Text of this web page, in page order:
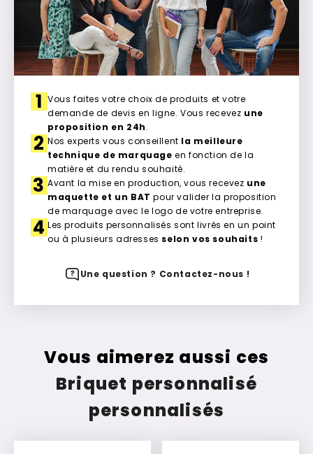
1 Vous faites votre choix de produits et votre
demande de devis en ligne. Vous recevez une
proposition en 24h.
2 Nos experts vous conseillent la meilleure
technique de marquage en fonction de la
matière et du rendu souhaité.
3 Avant la mise en production, vous recevez une
maquette et un BAT pour valider la proposition
de marquage avec le logo de votre entreprise.
4 Les produits personnalisés sont livrés en un point
ou à plusieurs adresses selon vos souhaits !
Une question ? Contactez-nous !
Vous aimerez aussi ces
Briquet personnalisé
personnalisés